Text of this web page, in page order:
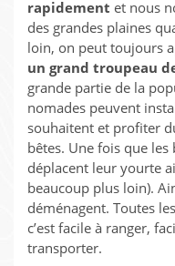
rapidement et nous
des grandes plaines
loin, on peut toujours
un grand troupeau
grande partie de la
nomades peuvent
souhaitent et profiter
bêtes. Une fois que
déplacent leur yourte
beaucoup plus loin).
déménagent. Toutes
c’est facile à ranger,
transporter.